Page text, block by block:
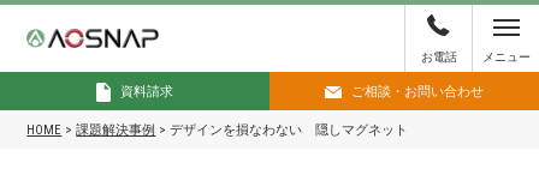
資料請求 ご相談・お問い合わせ
お電話 メニュー
HOME >課題解決事例 >デザインを損なわない 隠しマグネット